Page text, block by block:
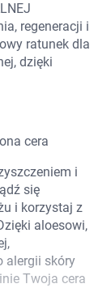
regeneracji i
ratunek dla
dzięki
cera
i
się
i korzystaj z
aloesowi,
alergii skóry
Twoja cera